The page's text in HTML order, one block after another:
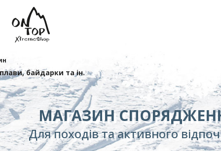
байдарки та ін.
МАГАЗИН
Для походів та активного